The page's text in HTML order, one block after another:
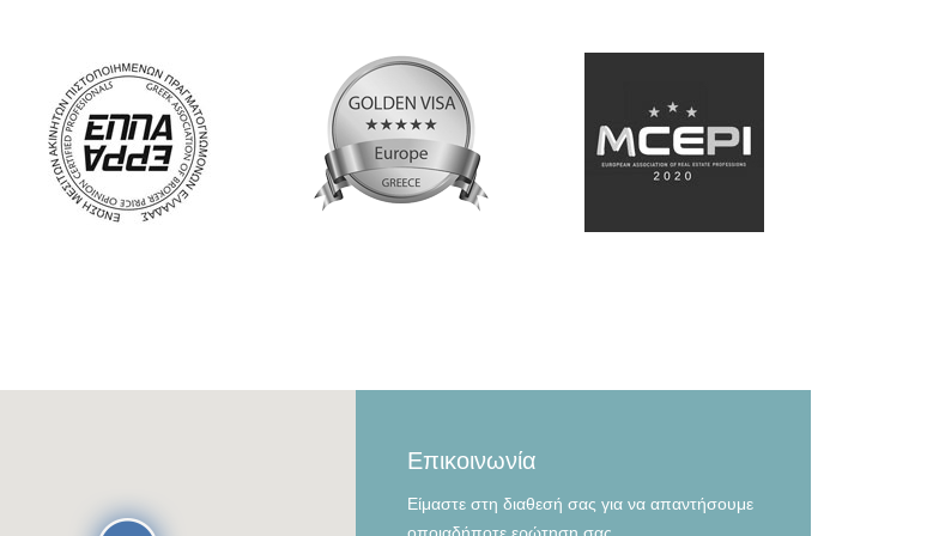
Επικοινωνία
Είμαστε στη διαθεσή σας για να απαντήσουμε